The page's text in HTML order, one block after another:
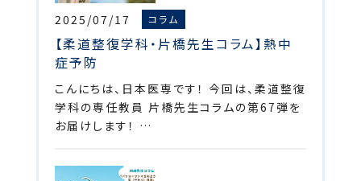
2025/07/17 コラム
【柔道整復学科・片橋先生コラム】熱中
症予防
こんにちは、日本医専です！ 今回は、柔道整復
学科の専任教員 片橋先生コラムの第67弾を
お届けします！ …